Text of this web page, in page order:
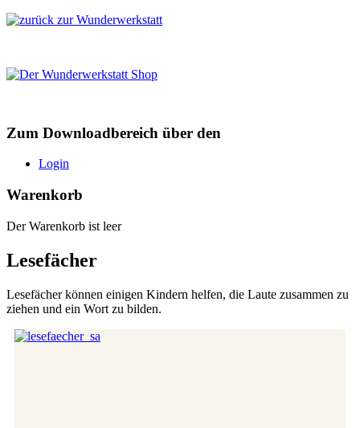
Zum Downloadbereich über den
Login
Warenkorb
Der Warenkorb ist leer
Lesefächer
Lesefächer können einigen Kindern helfen, die Laute zusammen zu
ziehen und ein Wort zu bilden.